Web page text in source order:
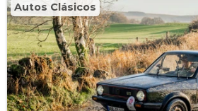
Autos Clásicos